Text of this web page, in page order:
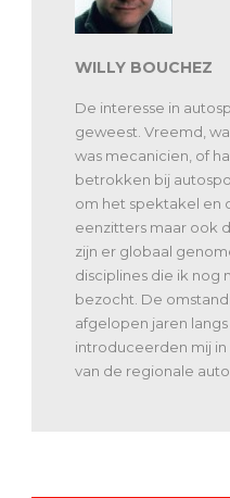
WILLY BOUCHEZ
De interesse in
geweest. Vreemd,
was mecanicien, of
betrokken bij
om het spektakel en
eenzitters maar ook
zijn er globaal
disciplines die ik nog
bezocht. De
afgelopen jaren
introduceerden mij
van de regionale